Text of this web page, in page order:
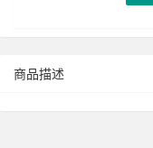
商品描述